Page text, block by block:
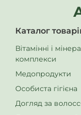
Каталог
Вітамінні і
комплекси
Медопродукти
Особиста гігієна
Догляд за